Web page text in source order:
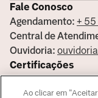
Fale Conosco
Agendamento: +
Central de
Ouvidoria:
Certificações
Ao clicar em